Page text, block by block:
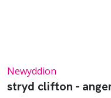
stryd clifton -
Newyddion